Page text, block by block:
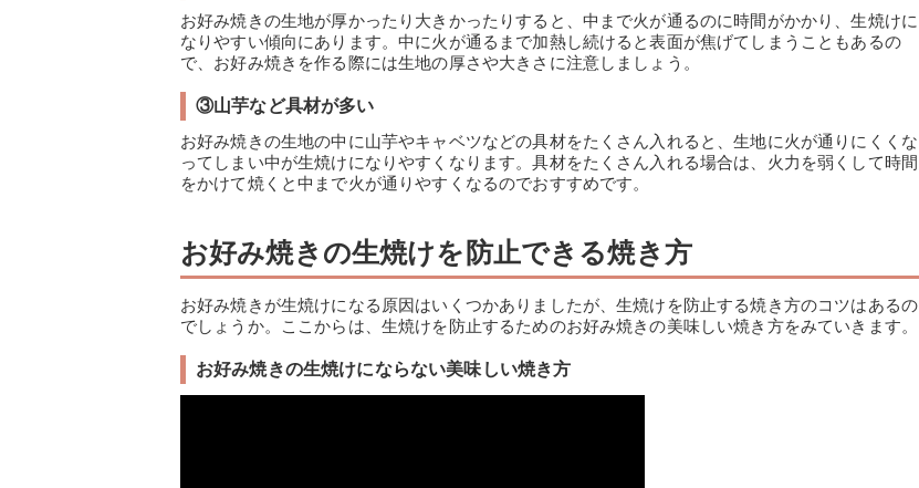
お好み焼きの生地が厚かったり大きかったりすると、中まで火が通るのに時間がかかり、生焼けに
なりやすい傾向にあります。中に火が通るまで加熱し続けると表面が焦げてしまうこともあるの
で、お好み焼きを作る際には生地の厚さや大きさに注意しましょう。
③山芋など具材が多い
お好み焼きの生地の中に山芋やキャベツなどの具材をたくさん入れると、生地に火が通りにくくな
ってしまい中が生焼けになりやすくなります。具材をたくさん入れる場合は、火力を弱くして時間
をかけて焼くと中まで火が通りやすくなるのでおすすめです。
お好み焼きの生焼けを防止できる焼き方
お好み焼きが生焼けになる原因はいくつかありましたが、生焼けを防止する焼き方のコツはあるの
でしょうか。ここからは、生焼けを防止するためのお好み焼きの美味しい焼き方をみていきます。
お好み焼きの生焼けにならない美味しい焼き方